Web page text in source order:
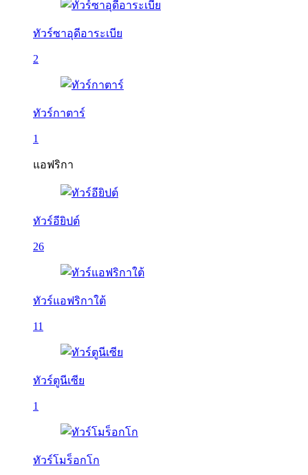
ทัวร์ซาอุดีอาระเบีย
2
ทัวร์กาตาร์
1
แอฟริกา
ทัวร์อียิปต์
26
ทัวร์แอฟริกาใต้
11
ทัวร์ตูนีเซีย
1
ทัวร์โมร็อกโก